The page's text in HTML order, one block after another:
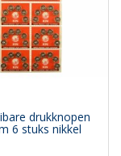
drukknopen
6 stuks nikkel